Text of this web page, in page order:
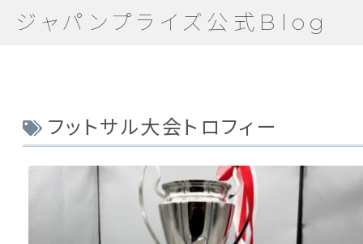
ジャパンプライズ公式Blog
フットサル大会トロフィー